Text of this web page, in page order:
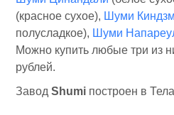
(красное сухое), Шуми
полусладкое), Шуми
Можно купить любые три из
рублей.
Завод Shumi построен в